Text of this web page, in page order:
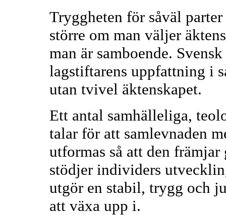
Tryggheten för såväl
större om man väljer
man är samboende.
lagstiftarens uppfattning i
utan tvivel äktenskapet.
Ett antal samhälleliga,
talar för att samlevnaden
utformas så att den
stödjer individers
utgör en stabil, trygg och
att växa upp i.